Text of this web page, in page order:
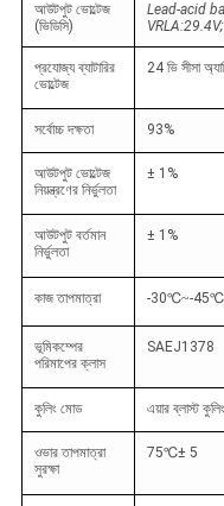
আউটপুট ভোল্টেজ
(ভিডিসি)
Lead-acid
প্রযোজ্য ব্যাটারির
ভোল্টেজ
24 ভি সীসা
সর্বোচ্চ দক্ষতা 93%
আউটপুট ভোল্টেজ
নিয়ন্ত্রণের নির্ভুলতা
± 1%
আউটপুট বর্তমান
নির্ভুলতা
± 1%
কাজ তাপমাত্রা -30℃~-45℃
ভূমিকম্পের
পরিমাপের ক্লাস
SAEJ1378
কুলিং মোড এয়ার ব্লাস্ট কুলিং
ওভার তাপমাত্রা
সুরক্ষা
75℃± 5